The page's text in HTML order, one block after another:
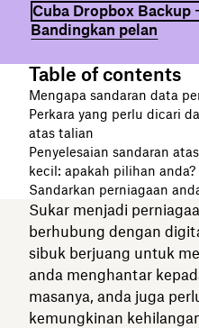
Cuba Dropbox Backup
Bandingkan pelan
Table of contents
Mengapa sandaran data
Perkara yang perlu dicari
atas talian
Penyelesaian sandaran
kecil: apakah pilihan anda?
Sandarkan perniagaan
Sukar menjadi
berhubung dengan
sibuk berjuang untuk
anda menghantar
masanya, anda juga
kemungkinan